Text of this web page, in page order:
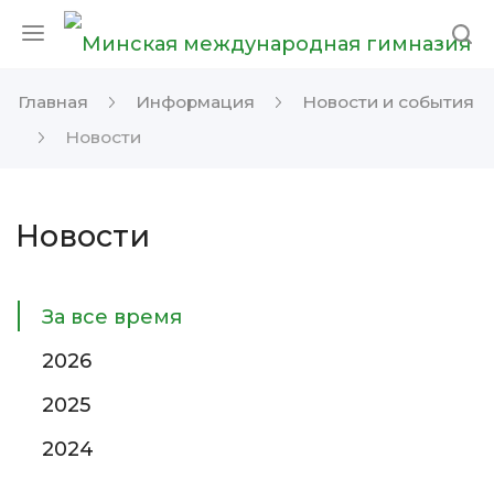
Главная Информация
Новости и события
Новости
Новости
За все время
2026
2025
2024